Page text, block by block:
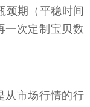
颈期（平稳时间
一次定制宝贝数
从市场行情的行